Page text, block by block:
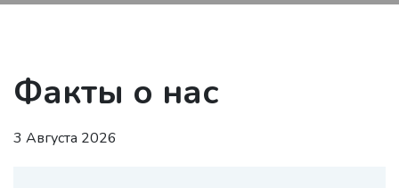
Факты о нас
3 Августа 2026